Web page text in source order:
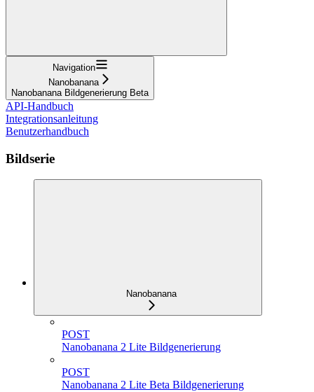
Navigation
Nanobanana
Nanobanana Bildgenerierung Beta
API-Handbuch
Integrationsanleitung
Benutzerhandbuch
Bildserie
Nanobanana
POST
Nanobanana 2 Lite Bildgenerierung
POST
Nanobanana 2 Lite Beta Bildgenerierung